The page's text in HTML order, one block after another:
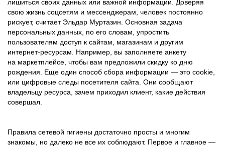
лишиться своих данных или важной информации. Доверяя
свою жизнь соцсетям и мессенджерам, человек постоянно
рискует, считает Эльдар Муртазин. Основная задача
персональных данных, по его словам, упростить
пользователям доступ к сайтам, магазинам и другим
интернет-ресурсам. Например, вы заполняете анкету
на маркетплейсе, чтобы вам предложили скидку ко дню
рождения. Еще один способ сбора информации — это cookie,
или цифровые следы посетителя сайта. Они сообщают
владельцу ресурса, зачем приходил клиент, какие действия
совершал.
Правила сетевой гигиены достаточно просты и многим
знакомы, но далеко не все их соблюдают. Первое и главное —